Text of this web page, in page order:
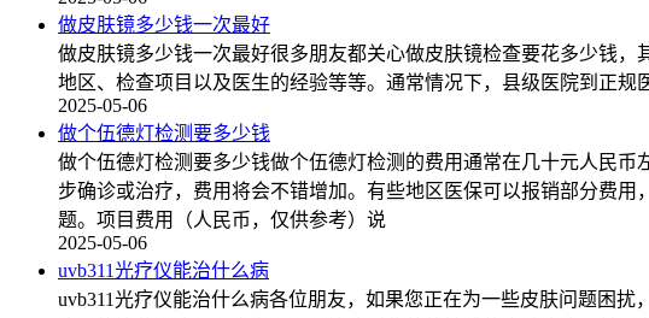
做皮肤镜多少钱一次最好
做皮肤镜多少钱一次最好很多朋友都关心做皮肤镜检查要花多少钱
地区、检查项目以及医生的经验等等。通常情况下，县级医院到正
2025-05-06
做个伍德灯检测要多少钱
做个伍德灯检测要多少钱做个伍德灯检测的费用通常在几十元人民
步确诊或治疗，费用将会不错增加。有些地区医保可以报销部分费
题。项目费用（人民币，仅供参考）说
2025-05-06
uvb311光疗仪能治什么病
uvb311光疗仪能治什么病各位朋友，如果您正在为一些皮肤问题困